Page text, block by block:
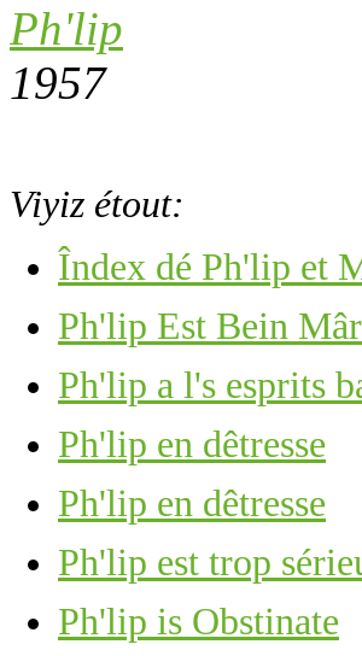
Ph'lip
1957
Viyiz étout:
Îndex dé Ph'lip et
Ph'lip Est Bein
Ph'lip a l's esprits
Ph'lip en dêtresse
Ph'lip en dêtresse
Ph'lip est trop
Ph'lip is Obstinate